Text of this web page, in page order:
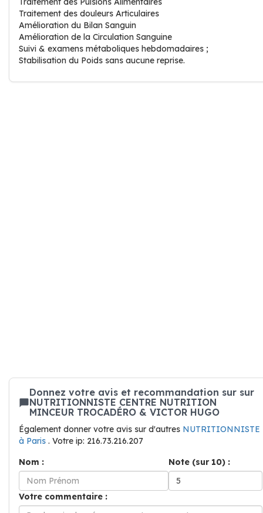
Traitement des douleurs Articulaires
Amélioration du Bilan Sanguin
Amélioration de la Circulation Sanguine
Suivi & examens métaboliques hebdomadaires ;
Stabilisation du Poids sans aucune reprise.
Donnez votre avis et recommandation sur sur
NUTRITIONNISTE CENTRE NUTRITION
MINCEUR TROCADÉRO & VICTOR HUGO
Également donner votre avis sur d'autres NUTRITIONNISTE
à Paris . Votre ip: 216.73.216.207
Nom :
Note (sur 10) :
Votre commentaire :